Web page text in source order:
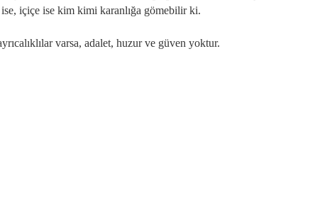
içiçe ise kim kimi karanlığa gömebilir ki.
varsa, adalet, huzur ve güven yoktur.